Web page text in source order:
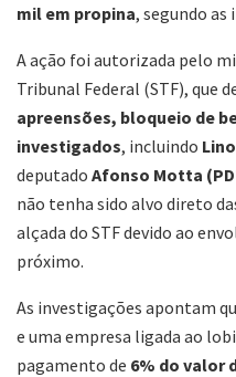
mil em propina, segundo as
A ação foi autorizada pelo
Tribunal Federal (STF), que
apreensões, bloqueio de
investigados, incluindo
deputado Afonso Motta
não tenha sido alvo direto
alçada do STF devido ao
próximo.
As investigações apontam
e uma empresa ligada ao
pagamento de 6% do valor